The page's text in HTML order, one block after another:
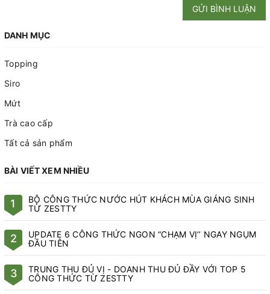
GỬI BÌNH LUẬN
DANH MỤC
Topping
Siro
Mứt
Trà cao cấp
Tất cả sản phẩm
BÀI VIẾT XEM NHIỀU
1
BỘ CÔNG THỨC NƯỚC HÚT KHÁCH MÙA GIÁNG SINH
TỪ ZESTTY
2
UPDATE 6 CÔNG THỨC NGON “CHẠM VỊ’’ NGAY NGỤM
ĐẦU TIÊN
3
TRUNG THU ĐỦ VỊ - DOANH THU ĐỦ ĐẦY VỚI TOP 5
CÔNG THỨC TỪ ZESTTY